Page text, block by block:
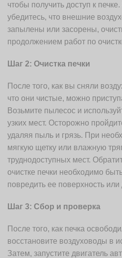
чтобы получить доступ к
убедитесь, что внешние
запылены или засорены,
продолжением работ по
Шаг 2: Очистка печки
После того, как вы сняли
что они чистые, можно
Возьмите пылесос и
узких мест. Осторожно
удаляя пыль и грязь. При
мягкую щетку или влажную
труднодоступных мест.
очистке печки необходимо
повредить ее поверхность
Шаг 3: Сбор и проверка
После того, как печка
восстановите воздуховоды в
Затем, запустите двигатель